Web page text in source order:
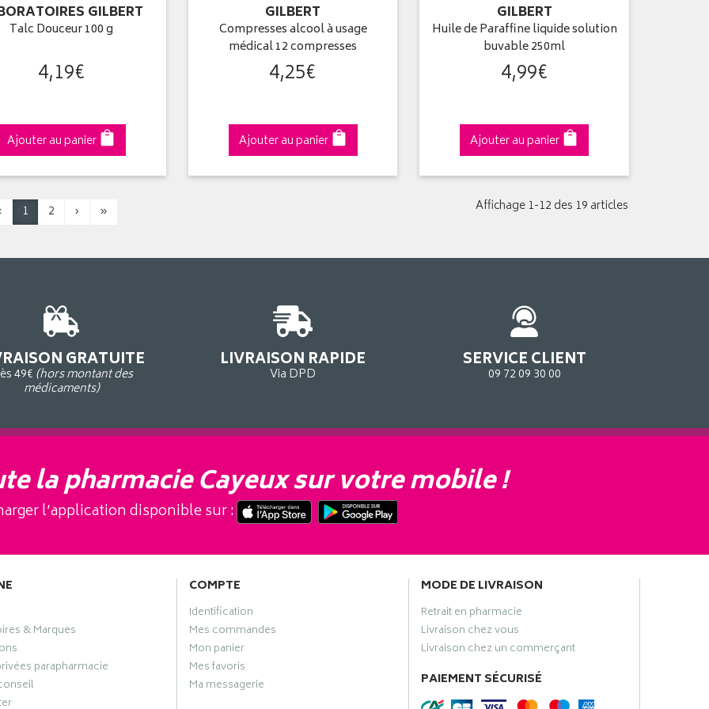
GILBERT
Talc Douceur 100 g
4,19€
Ajouter au panier
GILBERT
Compresses alcool à usage
médical 12 compresses
4,25€
Ajouter au panier
GILBERT
Huile de Paraffine liquide solution
buvable 250ml
4,99€
Ajouter au panier
1 2 › » Affichage 1-12 des 19 articles
GRATUITE
49€ (hors montant des
médicaments)
LIVRAISON RAPIDE
Via DPD
SERVICE CLIENT
09 72 09 30 00
la pharmacie Cayeux sur votre mobile !
l’application disponible sur :
& Marques
parapharmacie
COMPTE
Identification
Mes commandes
Mon panier
Mes favoris
Ma messagerie
MODE DE LIVRAISON
Retrait en pharmacie
Livraison chez vous
Livraison chez un commerçant
PAIEMENT SÉCURISÉ